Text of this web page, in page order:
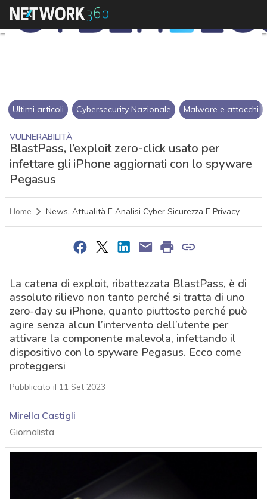
Ultimi articoli Cybersecurity Nazionale Malware e attacchi
VULNERABILITÀ
BlastPass, l’exploit zero-click usato per
infettare gli iPhone aggiornati con lo spyware
Pegasus
Home News, Attualità E Analisi Cyber Sicurezza E Privacy
La catena di exploit, ribattezzata BlastPass, è di
assoluto rilievo non tanto perché si tratta di uno
zero-day su iPhone, quanto piuttosto perché può
agire senza alcun l’intervento dell’utente per
attivare la componente malevola, infettando il
dispositivo con lo spyware Pegasus. Ecco come
proteggersi
Pubblicato il 11 Set 2023
Mirella Castigli
Giornalista